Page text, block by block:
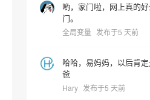
哟，家门啦，网上真的
门。
全局变量 发布于5 天前
哈哈，易妈妈，以后肯
爸
Hary 发布于5 天前